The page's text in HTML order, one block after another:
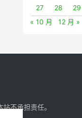
27 28 29
« 10 月
12 月 »
不承担责任。